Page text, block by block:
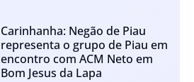
Carinhanha: Negão de Piau
representa o grupo de Piau em
encontro com ACM Neto em
Bom Jesus da Lapa